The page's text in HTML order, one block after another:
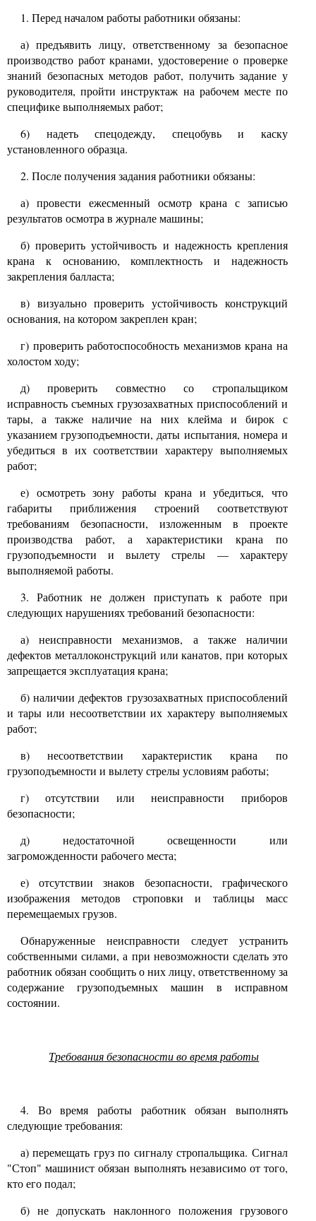
1. Перед началом работы работники обязаны:
а) предъявить лицу, ответственному за безопасное
производство работ кранами, удостоверение о проверке
знаний безопасных методов работ, получить задание у
руководителя, пройти инструктаж на рабочем месте по
специфике выполняемых работ;
6)надеть спецодежду, спецобувь и каску
установленного образца.
2. После получения задания работники обязаны:
а) провести ежесменный осмотр крана с записью
результатов осмотра в журнале машины;
б) проверить устойчивость и надежность крепления
крана к основанию, комплектность и надежность
закрепления балласта;
в) визуально проверить устойчивость конструкций
основания, на котором закреплен кран;
г) проверить работоспособность механизмов крана на
холостом ходу;
д) проверить совместно со стропальщиком
исправность съемных грузозахватных приспособлений и
тары, а также наличие на них клейма и бирок с
указанием грузоподъемности, даты испытания, номера и
убедиться в их соответствии характеру выполняемых
работ;
е) осмотреть зону работы крана и убедиться, что
габариты приближения строений соответствуют
требованиям безопасности, изложенным в проекте
производства работ, а характеристики крана по
грузоподъемности и вылету стрелы — характеру
выполняемой работы.
3. Работник не должен приступать к работе при
следующих нарушениях требований безопасности:
а) неисправности механизмов, а также наличии
дефектов металлоконструкций или канатов, при которых
запрещается эксплуатация крана;
б) наличии дефектов грузозахватных приспособлений
и тары или несоответствии их характеру выполняемых
работ;
в) несоответствии характеристик крана по
грузоподъемности и вылету стрелы условиям работы;
г) отсутствии или неисправности приборов
безопасности;
д) недостаточной освещенности или
загроможденности рабочего места;
е) отсутствии знаков безопасности, графического
изображения методов строповки и таблицы масс
перемещаемых грузов.
Обнаруженные неисправности следует устранить
собственными силами, а при невозможности сделать это
работник обязан сообщить о них лицу, ответственному за
содержание грузоподъемных машин в исправном
состоянии.
Требования безопасности во время работы
4. Во время работы работник обязан выполнять
следующие требования:
а) перемещать груз по сигналу стропальщика. Сигнал
"Стоп" машинист обязан выполнять независимо от того,
кто его подал;
б) не допускать наклонного положения грузового